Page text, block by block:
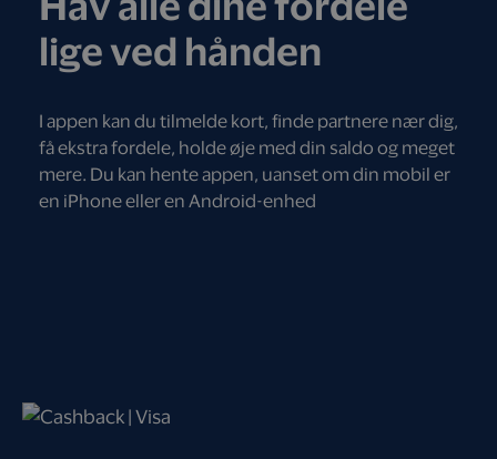
lige ved hånden
I appen kan du tilmelde kort, finde partnere nær dig,
få ekstra fordele, holde øje med din saldo og meget
mere. Du kan hente appen, uanset om din mobil er
en iPhone eller en Android-enhed